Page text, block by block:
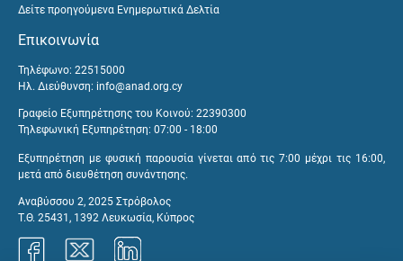
Δείτε προηγούμενα Ενημερωτικά Δελτία
Επικοινωνία
Τηλέφωνο: 22515000
Ηλ. Διεύθυνση: info@anad.org.cy
Γραφείο Εξυπηρέτησης του Κοινού: 22390300
Τηλεφωνική Εξυπηρέτηση: 07:00 - 18:00
Εξυπηρέτηση με φυσική παρουσία γίνεται από τις 7:00 μέχρι τις 16:00,
μετά από διευθέτηση συνάντησης.
Αναβύσσου 2, 2025 Στρόβολος
Τ.Θ. 25431, 1392 Λευκωσία, Κύπρος